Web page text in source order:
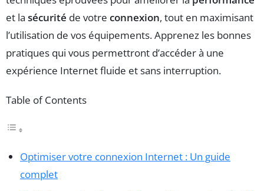
et la sécurité de votre connexion, tout en maximisant
l’utilisation de vos équipements. Apprenez les bonnes
pratiques qui vous permettront d’accéder à une
expérience Internet fluide et sans interruption.
Table of Contents
Optimiser votre connexion Internet : Un guide
complet